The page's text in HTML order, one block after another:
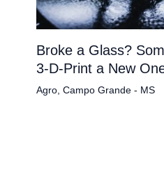
Broke a Glass?
3-D-Print a New
Agro, Campo Grande - MS